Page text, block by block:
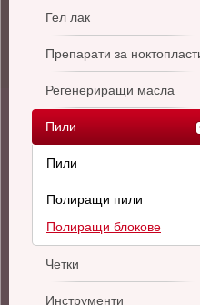
Гел лак
Препарати за
Регенериращи масла
Пили
Пили
Полиращи пили
Полиращи блокове
Четки
Инструменти